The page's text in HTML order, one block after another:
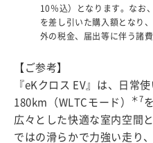
10％込）となります。なお
を差し引いた購入額となり
外の税金、届出等に伴う諸
【ご参考】
『eKクロス EV』は、日常
180km（WLTCモード）
＊7
広々とした快適な室内空間
ではの滑らかで力強い走り